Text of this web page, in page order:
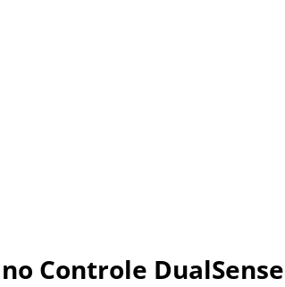
Controle DualSense